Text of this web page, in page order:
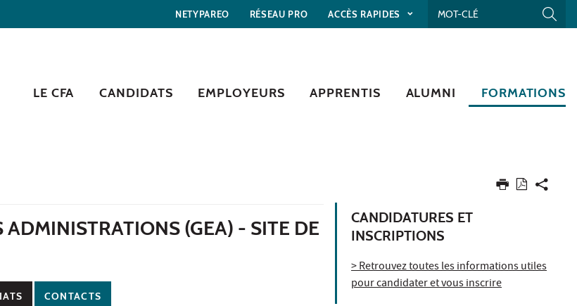
NETYPAREO RÉSEAU PRO ACCÈS RAPIDES
LE CFA CANDIDATS EMPLOYEURS APPRENTIS ALUMNI FORMATIONS
ADMINISTRATIONS (GEA) - SITE DE
CONTACTS
CANDIDATURES ET
INSCRIPTIONS
> Retrouvez toutes les informations utiles
pour candidater et vous inscrire